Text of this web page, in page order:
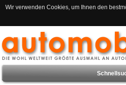
Wir verwenden Cookies, um Ihnen den